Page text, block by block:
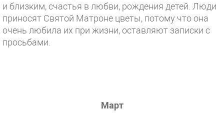
и близким, счастья в любви, рождения детей. Люди
приносят Святой Матроне цветы, потому что она
очень любила их при жизни, оставляют записки с
просьбами.
Март